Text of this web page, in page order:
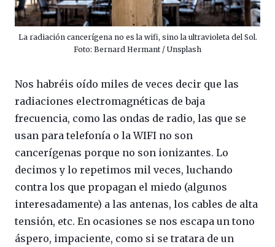
La radiación cancerígena no es la wifi, sino la ultravioleta del Sol.
Foto: Bernard Hermant / Unsplash
Nos habréis oído miles de veces decir que las
radiaciones electromagnéticas de baja
frecuencia, como las ondas de radio, las que se
usan para telefonía o la WIFI no son
cancerígenas porque no son ionizantes. Lo
decimos y lo repetimos mil veces, luchando
contra los que propagan el miedo (algunos
interesadamente) a las antenas, los cables de alta
tensión, etc. En ocasiones se nos escapa un tono
áspero, impaciente, como si se tratara de un